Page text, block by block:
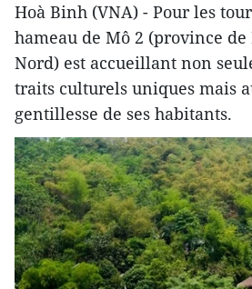
Hoà Binh (VNA) - Pour les
hameau de Mô 2 (province
Nord) est accueillant non
traits culturels uniques mais
gentillesse de ses habitants.